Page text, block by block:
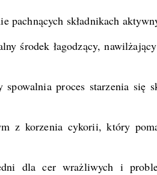
pachnących składnikach
środek łagodzący,
spowalnia proces starzenia się
z korzenia cykorii, który
dla cer wrażliwych i